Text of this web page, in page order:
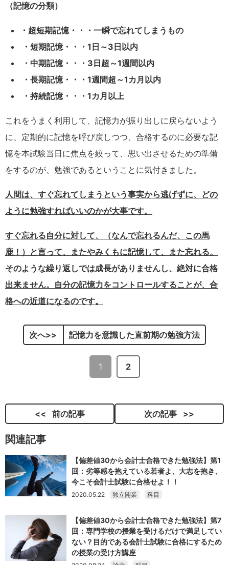
（記憶の分類）
・超短期記憶・・・一瞬で忘れてしまうもの
・短期記憶・・・1日～3日以内
・中期記憶・・・3日超～1週間以内
・長期記憶・・・1週間超～1カ月以内
・持続記憶・・・1カ月以上
これをうまく利用して、記憶力が振り出しに戻らないよう
に、定期的に記憶を呼び戻しつつ、合格するのに必要な記
憶を本試験当日に焦点を絞って、思い出させるための準備
をするのが、勉強であるということに気付きました。
人間は、すぐ忘れてしまうという事実から逃げずに、どの
ように勉強すればいいのかが大事です。
すぐ忘れる自分に対して、（なんで忘れるんだ、この馬
鹿！）と言って、またやみくもに記憶して、また忘れる。
そのような繰り返しでは成長がありませんし、絶対に合格
出来ません。自分の記憶力をコントロールすることが、合
格への近道になるのです。
次へ 記憶力を意識した直前期の勉強方法
1 2
前の記事 次の記事
関連記事
【偏差値30から会計士合格できた勉強法】第1
回：劣等感を抱えている若者よ、大志を抱き、
今こそ会計士試験に合格せよ！！
2020.05.22 独立開業 科目
【偏差値30から会計士合格できた勉強法】第7
回：専門学校の授業を受けるだけで満足してい
ない？目的である会計士試験に合格にするため
の授業の受け方講座